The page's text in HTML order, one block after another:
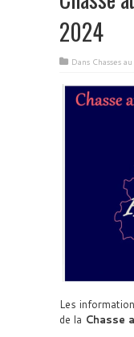
2024
Dans Chasses
Les
de la Chasse